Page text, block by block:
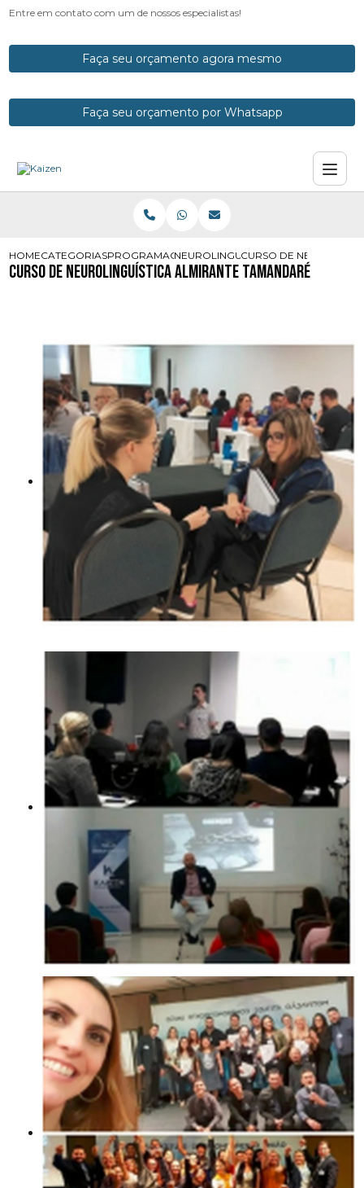
Entre em contato com um de nossos especialistas!
Faça seu orçamento agora mesmo
Faça seu orçamento por Whatsapp
HOMECATEGORIASPROGRAMACOES NEUROLINGUISTICAS
NEUROLINGUISTICA PNL
CURSO DE
Curso de Neurolinguística Almirante Tamandaré